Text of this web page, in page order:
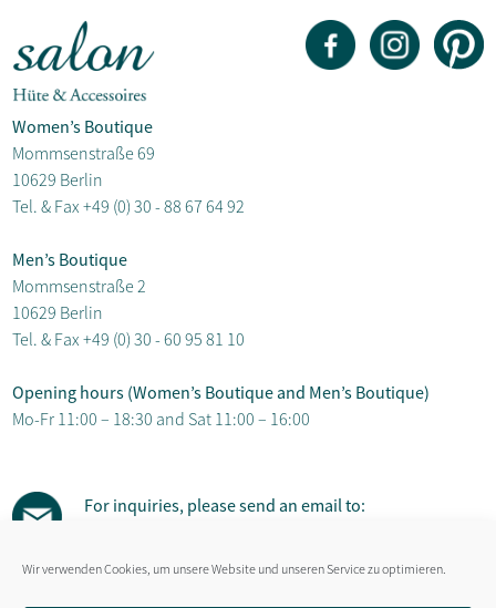
Wir verwenden Cookies, um unsere Website und unseren Service zu optimieren.
Women’s Boutique
Mommsenstraße 69
10629 Berlin
Tel. & Fax+49 (0) 30 - 88 67 64 92
Men’s Boutique
Mommsenstraße 2
10629 Berlin
Tel. & Fax+49 (0) 30 - 60 95 81 10
Opening hours (Women’s Boutique and Men’s Boutique)
Mo-Fr 11:00 – 18:30 and Sat 11:00 – 16:00
For inquiries, please send an email to: